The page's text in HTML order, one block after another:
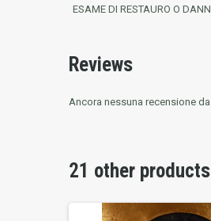
ESAME DI RESTAURO O
Reviews
Ancora nessuna recensione
21 other